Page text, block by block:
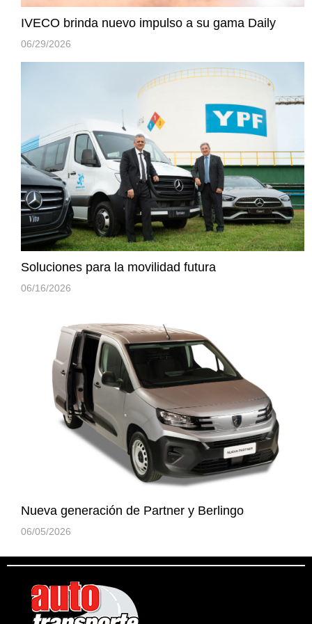
IVECO brinda nuevo impulso a su gama Daily
06/29/2026
Soluciones para la movilidad futura
06/16/2026
Nueva generación de Partner y Berlingo
06/05/2026